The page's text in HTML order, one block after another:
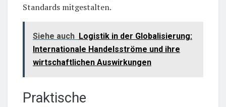
Standards mitgestalten.
Siehe auch Logistik in der Globalisierung:
Internationale Handelsströme und ihre
wirtschaftlichen Auswirkungen
Praktische